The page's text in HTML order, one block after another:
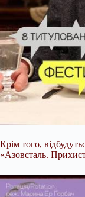
Крім того,
«Азовсталь.